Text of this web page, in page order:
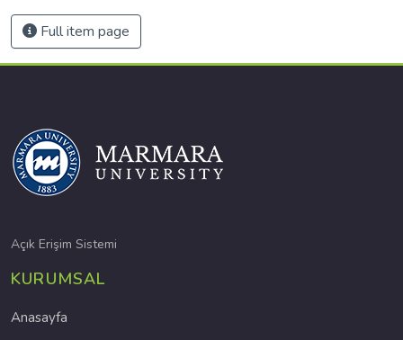
Full item page
Açık Erişim Sistemi
KURUMSAL
Anasayfa